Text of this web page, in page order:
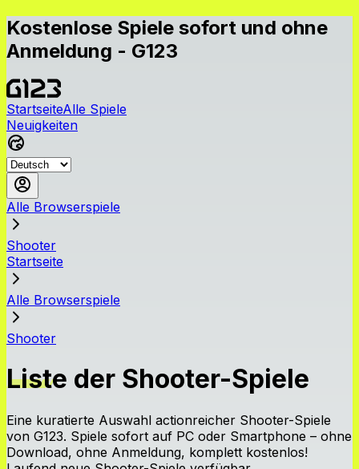
Kostenlose Spiele sofort und ohne
Anmeldung - G123
StartseiteAlle Spiele
Neuigkeiten
Alle Browserspiele
Shooter
Startseite
Alle Browserspiele
Shooter
Liste der Shooter-Spiele
Eine kuratierte Auswahl actionreicher Shooter-Spiele
von G123. Spiele sofort auf PC oder Smartphone – ohne
Download, ohne Anmeldung, komplett kostenlos!